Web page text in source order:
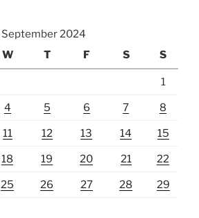
September 2024
W T F S S
1
4 5 6 7 8
11 12 13 14 15
18 19 20 21 22
25 26 27 28 29